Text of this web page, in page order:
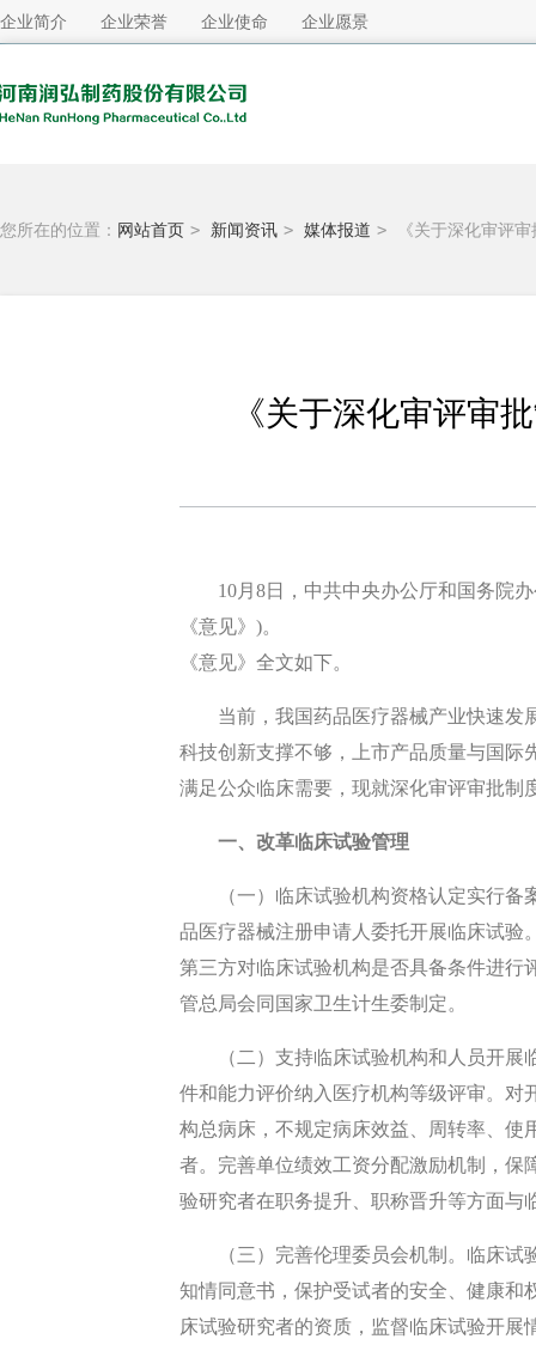
企业简介 企业荣誉 企业使命 企业愿景
您所在的位置： 网站首页 > 新闻资讯 > 媒体报道 > 《关于深化审评
《关于深化审评审
10月8日，中共中央办公厅和国务院
《意见》)。
《意见》全文如下。
当前，我国药品医疗器械产业快速发
科技创新支撑不够，上市产品质量与国际
满足公众临床需要，现就深化审评审批制
一、改革临床试验管理
（一）临床试验机构资格认定实行
品医疗器械注册申请人委托开展临床试验
第三方对临床试验机构是否具备条件进行
管总局会同国家卫生计生委制定。
（二）支持临床试验机构和人员开
件和能力评价纳入医疗机构等级评审。对
构总病床，不规定病床效益、周转率、使
者。完善单位绩效工资分配激励机制，保
验研究者在职务提升、职称晋升等方面与
（三）完善伦理委员会机制。临床
知情同意书，保护受试者的安全、健康
床试验研究者的资质，监督临床试验开